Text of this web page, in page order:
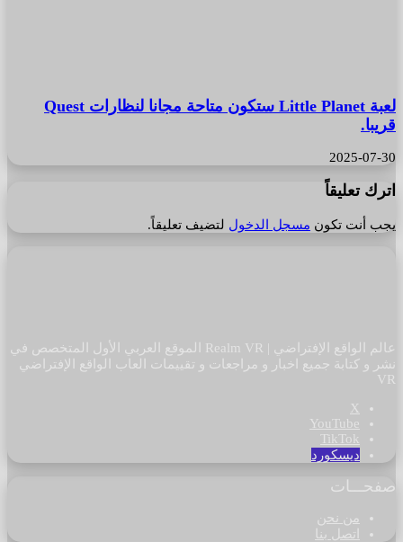
لعبة Little Planet ستكون متاحة مجانا لنظارات Quest
قريبا.
2025-07-30
اترك تعليقاً
يجب أنت تكون مسجل الدخول لتضيف تعليقاً.
عالم الواقع الإفتراضي | Realm VR الموقع العربي الأول المتخصص في
نشر و كتابة جميع اخبار و مراجعات و تقييمات العاب الواقع الإفتراضي
VR
‫X
‫YouTube
‫TikTok
ديسكورد
صفحـــات
من نحن
اتصل بنا